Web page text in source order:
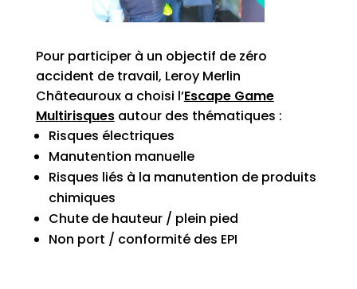
Pour participer à un objectif de zéro
accident de travail, Leroy Merlin
Châteauroux a choisi l’Escape Game
Multirisquesautour des thématiques :
Risques électriques
Manutention manuelle
Risques liés à la manutention de produits
chimiques
Chute de hauteur / plein pied
Non port / conformité des EPI